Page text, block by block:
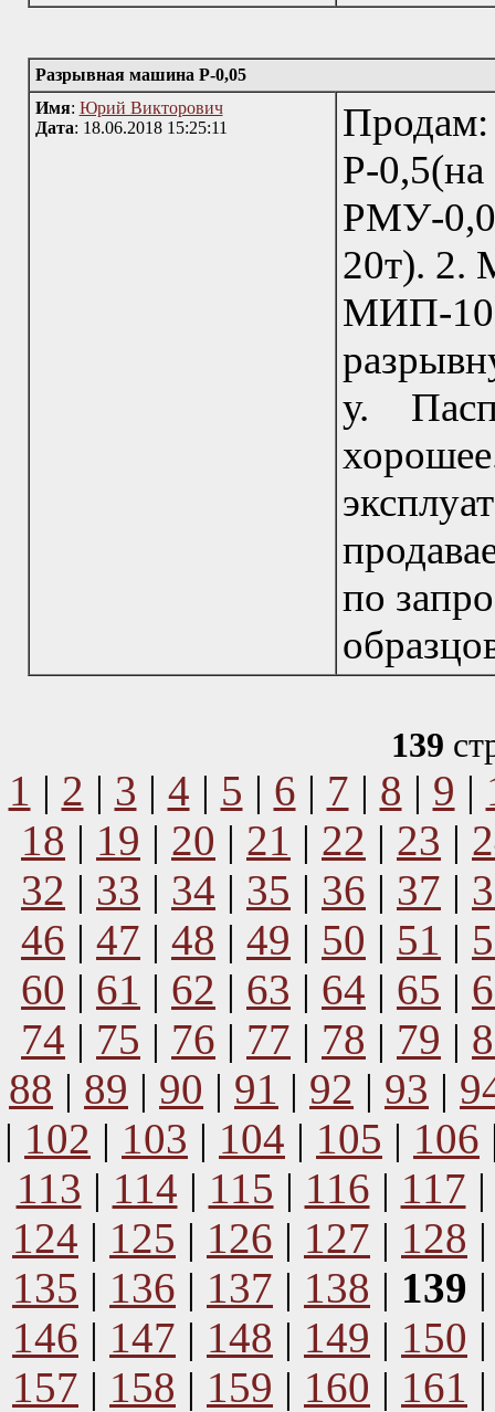
Разрывная машина Р-0,05
Имя: Юрий Викторович
Дата: 18.06.2018 15:25:11
Р-
РМУ-
20т). 2.
МИП-
у.
по
139
1 | 2 | 3 | 4 | 5 | 6 | 7 | 8 | 9 |
18 | 19 | 20 | 21 | 22 | 23 |
32 | 33 | 34 | 35 | 36 | 37 |
46 | 47 | 48 | 49 | 50 | 51 |
60 | 61 | 62 | 63 | 64 | 65 |
74 | 75 | 76 | 77 | 78 | 79 |
88 | 89 | 90 | 91 | 92 | 93 |
| 102 | 103 | 104 | 105 | 106
113 | 114 | 115 | 116 | 117
124 | 125 | 126 | 127 | 128
135 | 136 | 137 | 138 | 139
146 | 147 | 148 | 149 | 150
157 | 158 | 159 | 160 | 161